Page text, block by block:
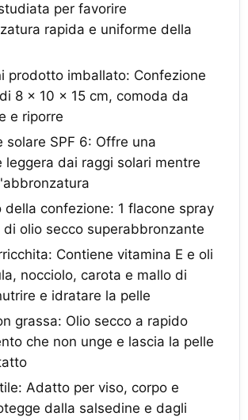
per favorire
rapida e uniforme della
prodotto imballato: Confezione
8 x 10 x 15 cm, comoda da
e riporre
solare SPF 6: Offre una
leggera dai raggi solari mentre
della confezione: 1 flacone spray
olio secco superabbronzante
Contiene vitamina E e oli
nocciolo, carota e mallo di
e idratare la pelle
grassa: Olio secco a rapido
che non unge e lascia la pelle
Adatto per viso, corpo e
dalla salsedine e dagli